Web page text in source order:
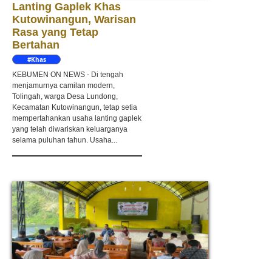
Lanting Gaplek Khas
Kutowinangun, Warisan
Rasa yang Tetap
Bertahan
#Khas
KEBUMEN ON NEWS - Di tengah
menjamurnya camilan modern,
Tolingah, warga Desa Lundong,
Kecamatan Kutowinangun, tetap setia
mempertahankan usaha lanting gaplek
yang telah diwariskan keluarganya
selama puluhan tahun. Usaha...